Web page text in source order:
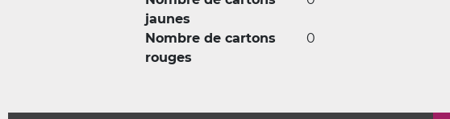
jaunes
Nombre de cartons
rouges
0